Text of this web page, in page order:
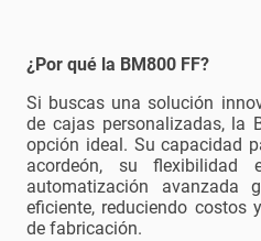
¿Por qué la BM800 FF?
Si buscas una solución
de cajas personalizadas, la
opción ideal. Su capacidad
acordeón, su
automatización avanzada
eficiente, reduciendo costos
de fabricación.